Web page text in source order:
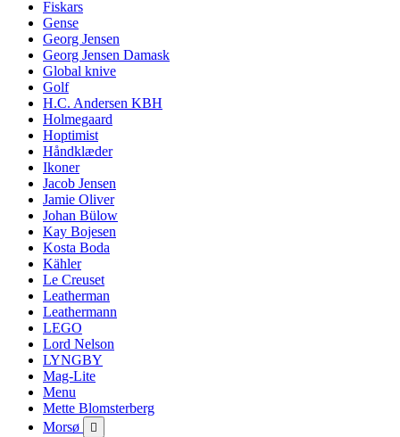
Fiskars
Gense
Georg Jensen
Georg Jensen Damask
Global knive
Golf
H.C. Andersen KBH
Holmegaard
Hoptimist
Håndklæder
Ikoner
Jacob Jensen
Jamie Oliver
Johan Bülow
Kay Bojesen
Kosta Boda
Kähler
Le Creuset
Leatherman
Leathermann
LEGO
Lord Nelson
LYNGBY
Mag-Lite
Menu
Mette Blomsterberg
Morsø
